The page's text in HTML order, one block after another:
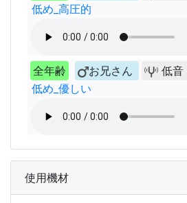
低め_高圧的
全年齢 お兄さん 低音
低め_優しい
使用機材